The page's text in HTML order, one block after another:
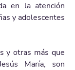
en la atención
y adolescentes
y otras más que
María, son